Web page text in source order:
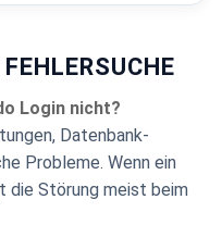
Login nicht?
Datenbank-
Probleme. Wenn ein
die Störung meist beim